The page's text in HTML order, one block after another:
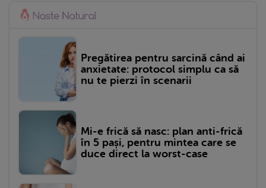
Pregătirea pentru sarcină când ai
anxietate: protocol simplu ca să
nu te pierzi în scenarii
Mi-e frică să nasc: plan anti-frică
în 5 pași, pentru mintea care se
duce direct la worst-case